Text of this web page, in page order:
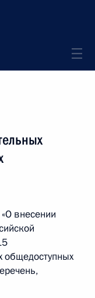
внесении
общедоступных